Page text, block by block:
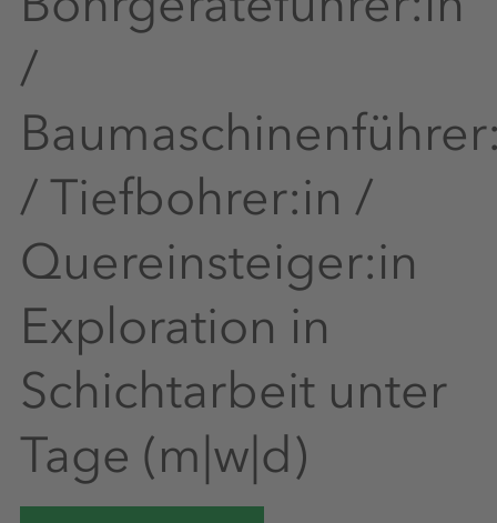
/
/ Tiefbohrer:in /
Quereinsteiger:in
Exploration in
Schichtarbeit unter
Tage (m|w|d)